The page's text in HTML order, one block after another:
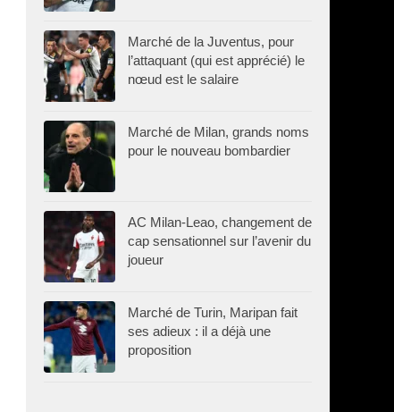
Marché de la Juventus, pour
l’attaquant (qui est apprécié) le
nœud est le salaire
Marché de Milan, grands noms
pour le nouveau bombardier
AC Milan-Leao, changement de
cap sensationnel sur l’avenir du
joueur
Marché de Turin, Maripan fait
ses adieux : il a déjà une
proposition